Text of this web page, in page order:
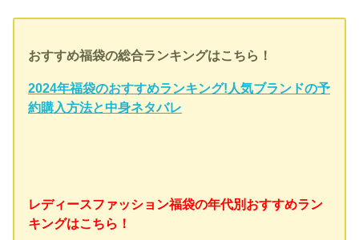
おすすめ福袋の総合ランキングはこちら！
2024年福袋のおすすめランキング!人気ブランドの予
約購入方法と中身ネタバレ
レディースファッション福袋の年代別おすすめラン
キングはこちら！